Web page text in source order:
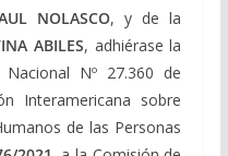
NOLASCO, y de la
ABILES, adhiérase la
Nº 27.360 de
Interamericana sobre
de las Personas